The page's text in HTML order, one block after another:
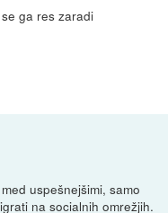
ga res zaradi
uspešnejšimi, samo
na socialnih omrežjih.